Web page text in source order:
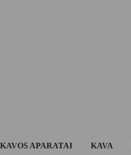
KAVOS APARATAI KAVA